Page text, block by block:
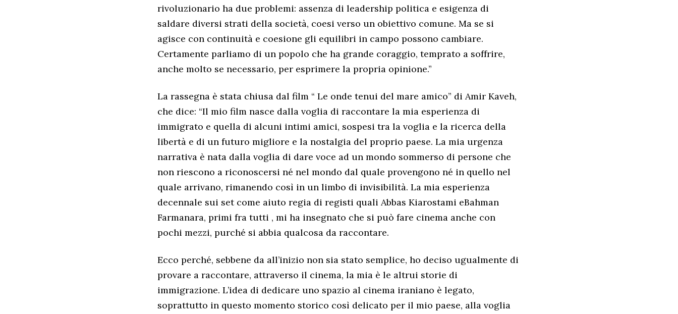
rivoluzionario ha due problemi: assenza di leadership politica e esigenza di
saldare diversi strati della società, coesi verso un obiettivo comune. Ma se si
agisce con continuità e coesione gli equilibri in campo possono cambiare.
Certamente parliamo di un popolo che ha grande coraggio, temprato a soffrire,
anche molto se necessario, per esprimere la propria opinione.”
La rassegna è stata chiusa dal film “ Le onde tenui del mare amico” di Amir Kaveh,
che dice: “Il mio film nasce dalla voglia di raccontare la mia esperienza di
immigrato e quella di alcuni intimi amici, sospesi tra la voglia e la ricerca della
libertà e di un futuro migliore e la nostalgia del proprio paese. La mia urgenza
narrativa è nata dalla voglia di dare voce ad un mondo sommerso di persone che
non riescono a riconoscersi né nel mondo dal quale provengono né in quello nel
quale arrivano, rimanendo così in un limbo di invisibilità. La mia esperienza
decennale sui set come aiuto regia di registi quali Abbas Kiarostami eBahman
Farmanara, primi fra tutti , mi ha insegnato che si può fare cinema anche con
pochi mezzi, purché si abbia qualcosa da raccontare.
Ecco perché, sebbene da all’inizio non sia stato semplice, ho deciso ugualmente di
provare a raccontare, attraverso il cinema, la mia è le altrui storie di
immigrazione. L’idea di dedicare uno spazio al cinema iraniano è legato,
soprattutto in questo momento storico così delicato per il mio paese, alla voglia